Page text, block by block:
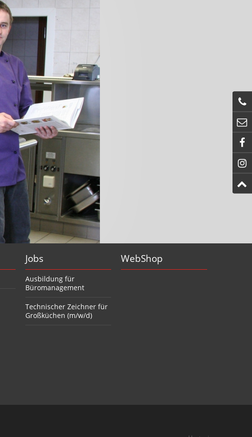
Jobs
Ausbildung für
Büromanagement
Technischer Zeichner für
Großküchen (m/w/d)
WebShop